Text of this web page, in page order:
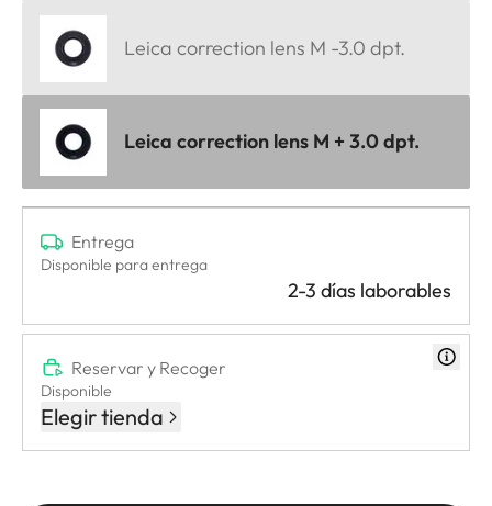
Leica correction lens M -3.0 dpt.
Leica correction lens M + 3.0 dpt.
Entrega
Disponible para entrega
2-3 días laborables
Reservar y Recoger
Disponible
Elegir tienda